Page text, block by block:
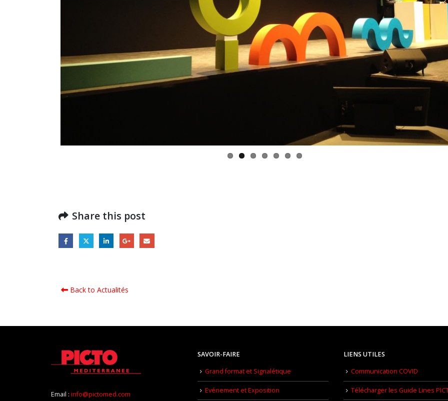
Share this post
Back to Actualités
Email : info@pictomed.com
SAVOIR-FAIRE
Grand format et Signalétique
Evénement et Exposition
LIENS UTILES
Communication COVID
Télécharger les Guide Lines